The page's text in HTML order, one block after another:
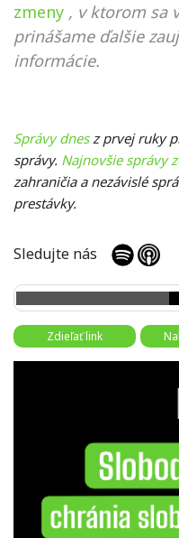
zmeny , v ktorom sa
prinášame ďalšie
informácie.
Správy dnesz prvej ruky
správy. Najnovšie správy
zahraničia a nezávislé
prestávky.
Sledujte nás
Zdieľať link